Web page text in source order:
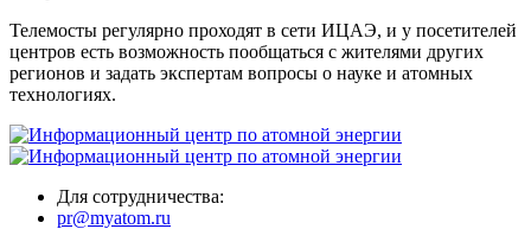
Телемосты регулярно проходят в сети ИЦАЭ, и у посетителей
центров есть возможность пообщаться с жителями других
регионов и задать экспертам вопросы о науке и атомных
технологиях.
Для сотрудничества:
pr@myatom.ru